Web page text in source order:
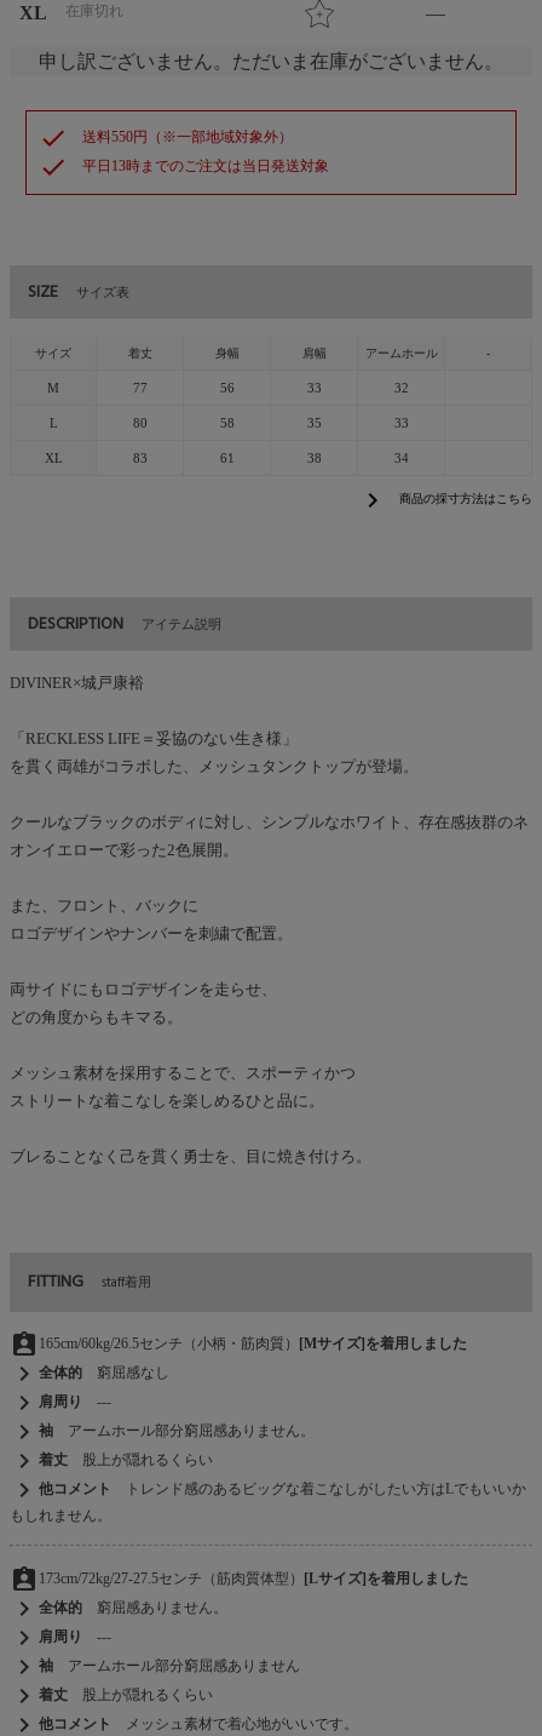
XL
在庫切れ —
申し訳ございません。ただいま在庫がございません。
check 送料550円（※一部地域対象外）
check 平日13時までのご注文は当日発送対象
SIZE サイズ表
サイズ 着丈 身幅 肩幅 アームホール -
M 77 56 33 32
L 80 58 35 33
XL 83 61 38 34
chevron_right 商品の採寸方法はこちら
DESCRIPTION アイテム説明
DIVINER×城戸康裕
「RECKLESS LIFE＝妥協のない生き様」
を貫く両雄がコラボした、メッシュタンクトップが登場。
クールなブラックのボディに対し、シンプルなホワイト、存在感抜群のネ
オンイエローで彩った2色展開。
また、フロント、バックに
ロゴデザインやナンバーを刺繍で配置。
両サイドにもロゴデザインを走らせ、
どの角度からもキマる。
メッシュ素材を採用することで、スポーティかつ
ストリートな着こなしを楽しめるひと品に。
ブレることなく己を貫く勇士を、目に焼き付けろ。
FITTING staff着用
assignment_ind 165cm/60kg/26.5センチ（小柄・筋肉質） [Mサイズ]を着用しました
chevron_right 全体的 窮屈感なし
chevron_right 肩周り ---
chevron_right 袖 アームホール部分窮屈感ありません。
chevron_right 着丈 股上が隠れるくらい
chevron_right 他コメント
トレンド感のあるビッグな着こなしがしたい方はLでもいいか
もしれません。
assignment_ind 173cm/72kg/27-27.5センチ（筋肉質体型） [Lサイズ]を着用しました
chevron_right 全体的 窮屈感ありません。
chevron_right 肩周り ---
chevron_right 袖 アームホール部分窮屈感ありません
chevron_right 着丈 股上が隠れるくらい
chevron_right 他コメント メッシュ素材で着心地がいいです。